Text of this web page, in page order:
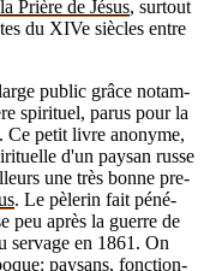
la Prière de Jésus, sur­tout
du XIVe siècles entre
public grâce notam­
spi­ri­tuel, parus pour la
Ce petit livre ano­nyme,
d'un pay­san russe
une très bonne pre­
. Le pèle­rin fait péné­
peu après la guerre de
ser­vage en 1861. On
pay­sans, fonc­tion­